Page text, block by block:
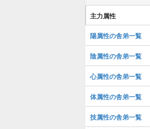
主力属性
陽属性の舎弟一覧
陰属性の舎弟一覧
心属性の舎弟一覧
体属性の舎弟一覧
技属性の舎弟一覧